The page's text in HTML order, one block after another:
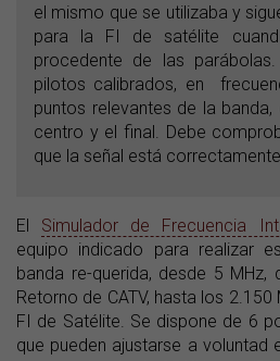
el mismo que se utilizaba y
para la FI de satélite
procedente de las
pilotos calibrados, en
puntos relevantes de la
centro y el final. Debe
que la señal está
El Simulador de Frecuencia
equipo indicado para realizar
banda re-querida, desde 5
Retorno de CATV, hasta los
FI de Satélite. Se dispone de 6
que pueden ajustarse a voluntad